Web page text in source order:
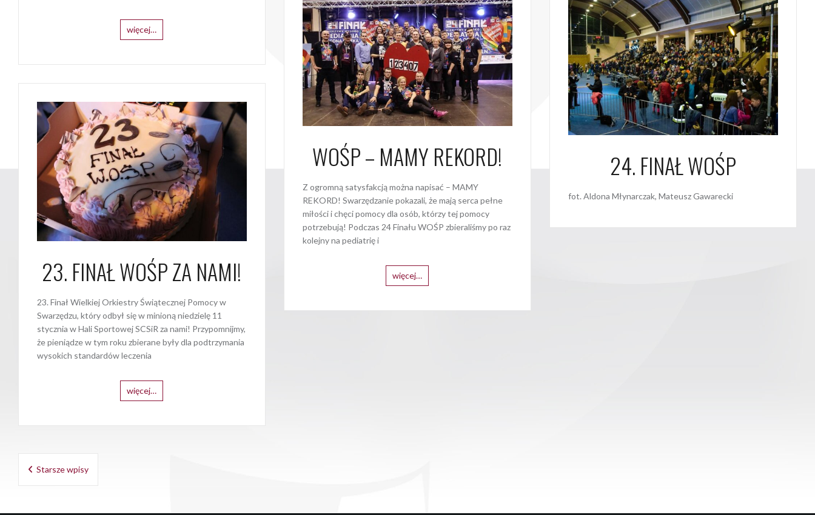
więcej…
WOŚP – MAMY REKORD!
Z ogromną satysfakcją można napisać – MAMY
REKORD! Swarzędzanie pokazali, że mają serca pełne
miłości i chęci pomocy dla osób, którzy tej pomocy
potrzebują! Podczas 24 Finału WOŚP zbieraliśmy po raz
kolejny na pediatrię i
więcej…
24. FINAŁ WOŚP
fot. Aldona Młynarczak, Mateusz Gawarecki
23. FINAŁ WOŚP ZA NAMI!
23. Finał Wielkiej Orkiestry Świątecznej Pomocy w
Swarzędzu, który odbył się w minioną niedzielę 11
stycznia w Hali Sportowej SCSiR za nami! Przypomnijmy,
że pieniądze w tym roku zbierane były dla podtrzymania
wysokich standardów leczenia
więcej…
Nawigacja
Starsze wpisy